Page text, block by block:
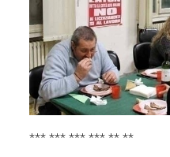
*** *** *** *** ** **